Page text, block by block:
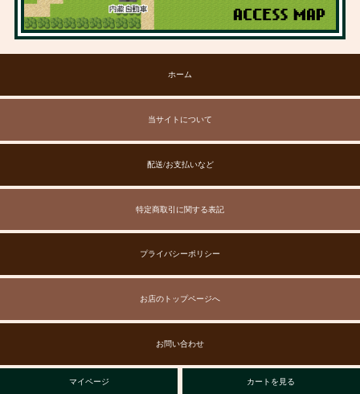
ホーム
当サイトについて
配送/お支払いなど
特定商取引に関する表記
プライバシーポリシー
お店のトップページへ
お問い合わせ
マイページ カートを見る